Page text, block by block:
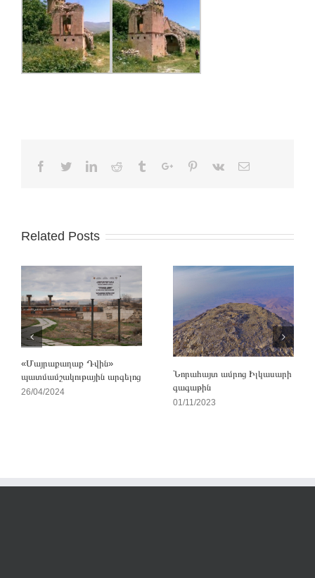
Facebook
TwitterLinkedinReddit TumblrGoogle+Pinterest
Vk Email
Related Posts
«Մայրաքաղաք Դվին»
պատմամշակութային արգելոց
26/04/2024
Նորահայտ ամրոց Իլկասարի
գագաթին
01/11/2023